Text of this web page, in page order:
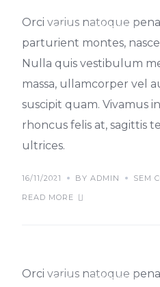
TIPS TRENDS
Orci varius natoque
parturient montes,
Nulla quis vestibulum
massa, ullamcorper vel
suscipit quam. Vivamus
rhoncus felis at, sagittis
ultrices.
16/11/2021 BY ADMIN
SEM
READ MORE
TIPS TRENDS
Class
Orci varius natoque